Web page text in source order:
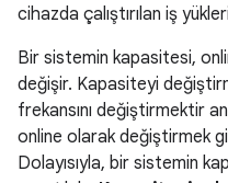
cihazda çalıştırılan iş
Bir sistemin kapasitesi,
değişir. Kapasiteyi
frekansını değiştirmektir
online olarak değiştirmek
Dolayısıyla, bir sistemin